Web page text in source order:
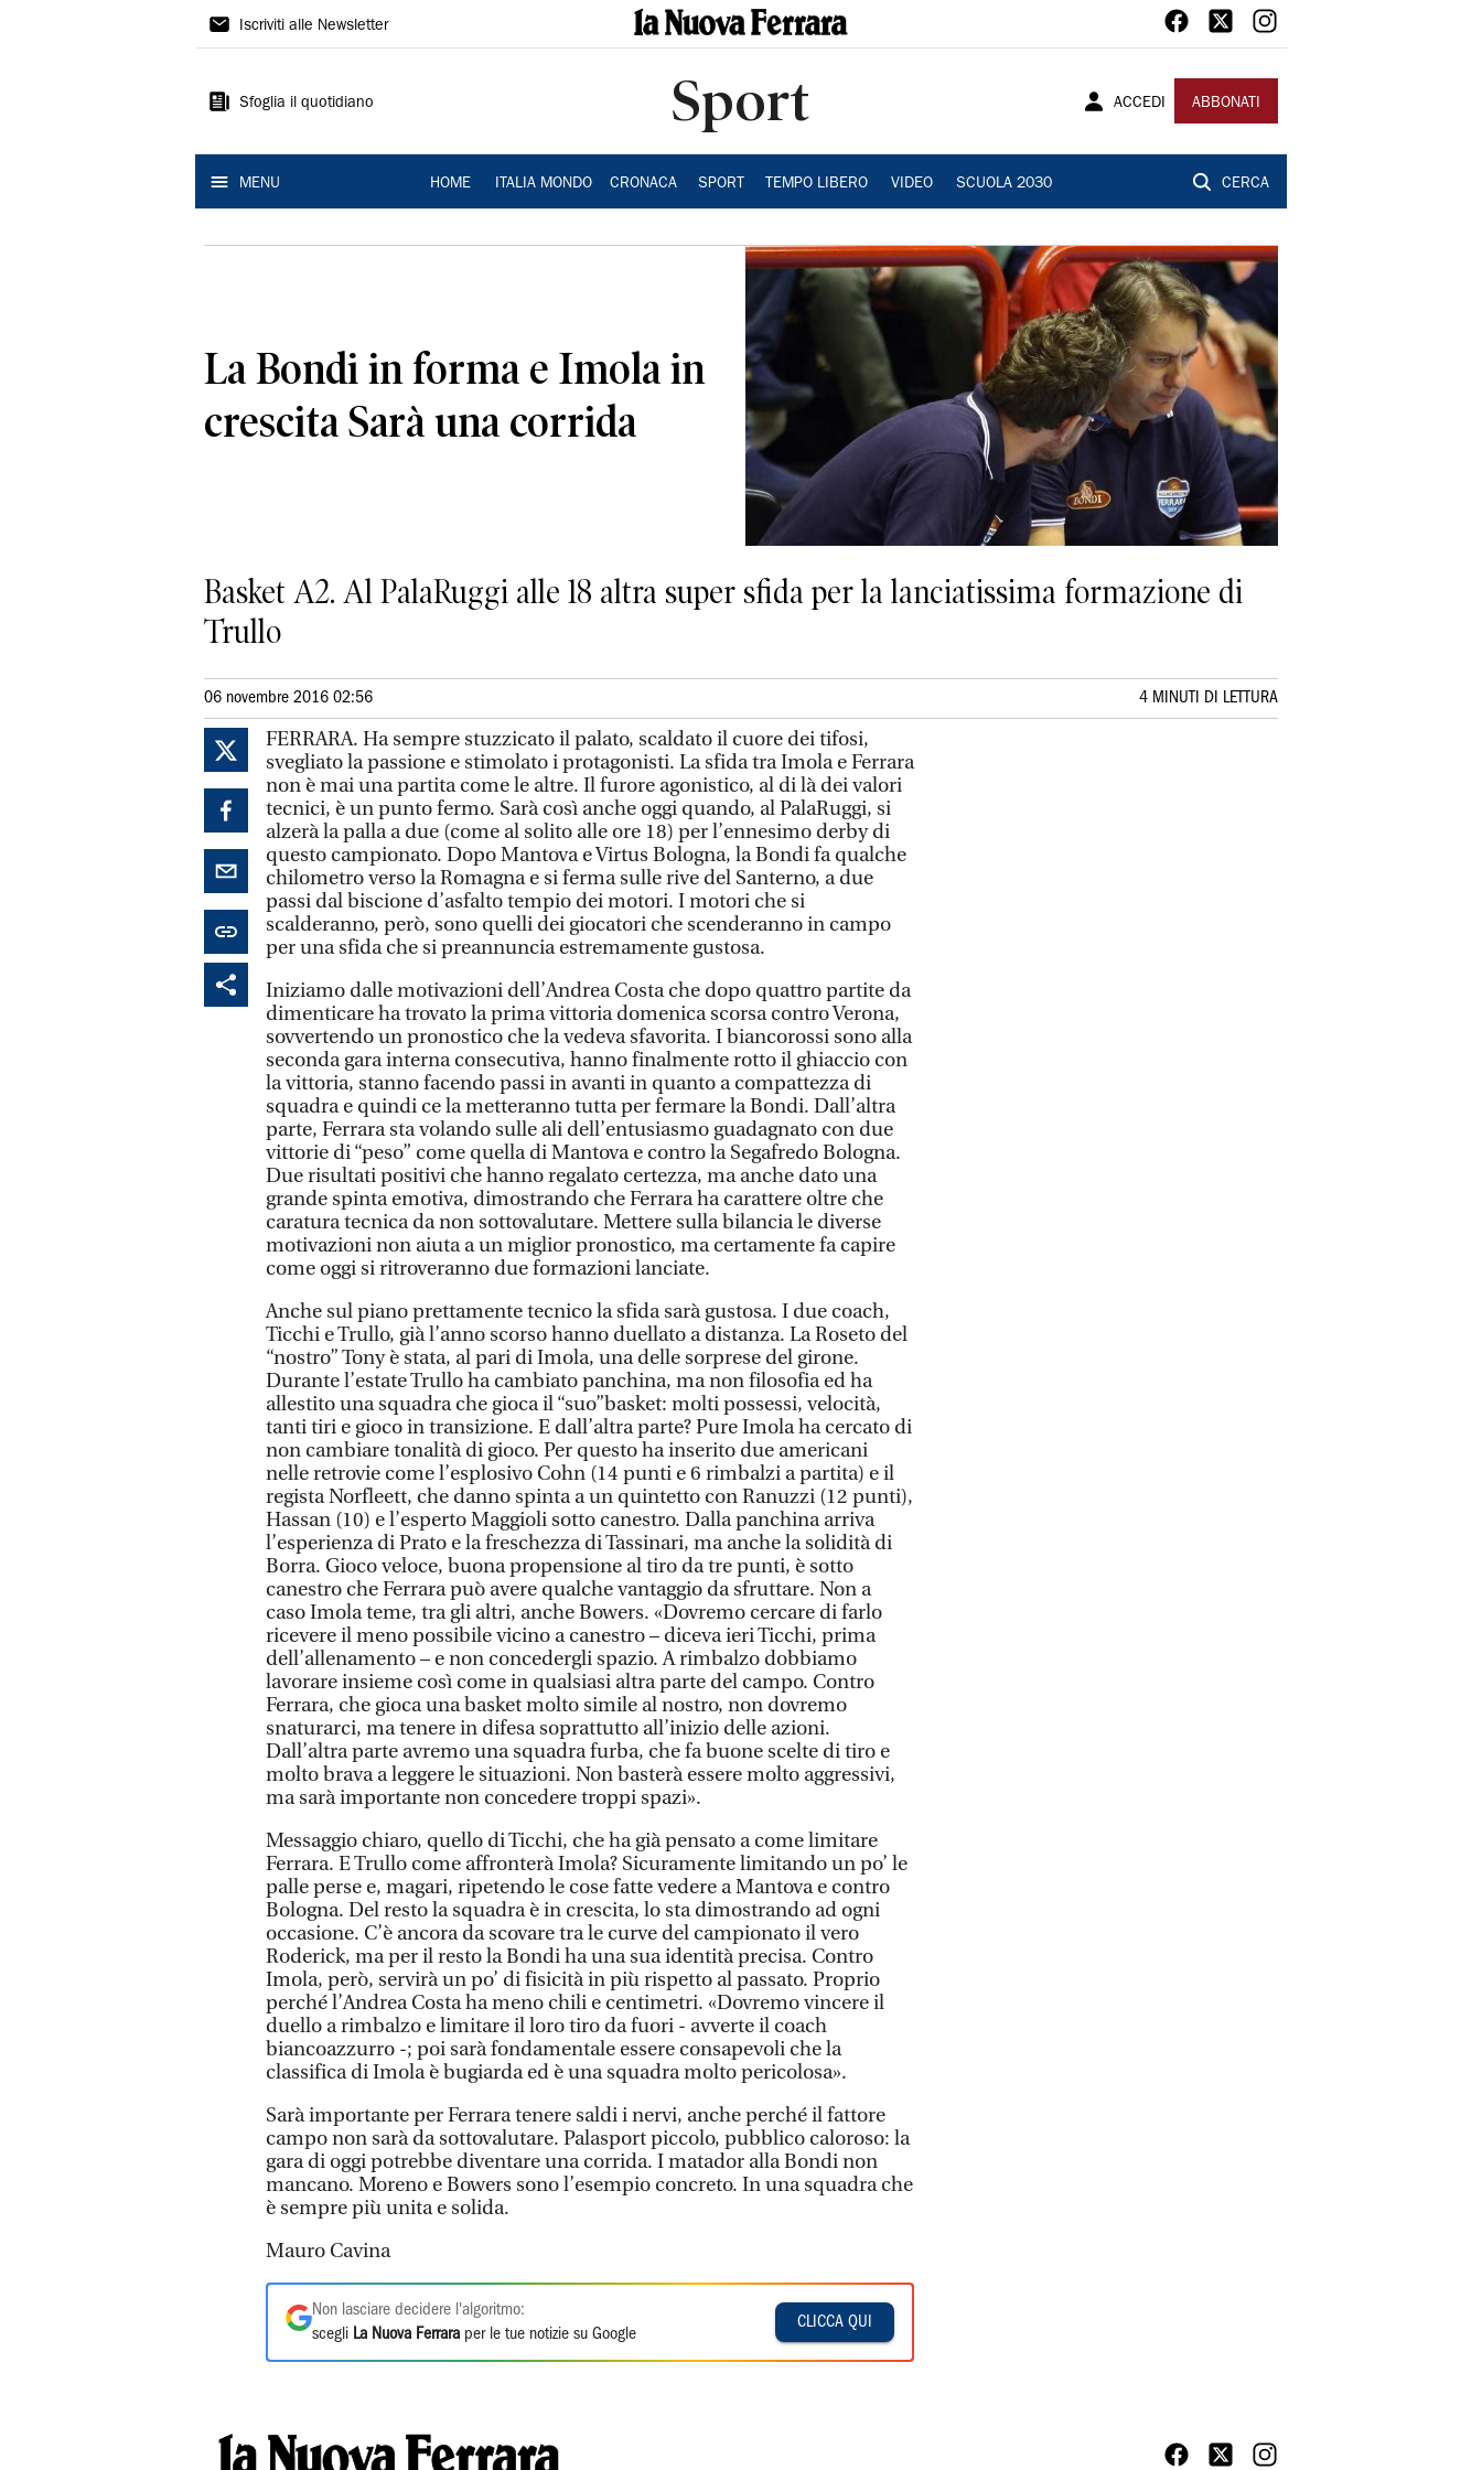
La
Ferrara
Iscriviti alle Newsletter
Sfoglia il quotidiano Sport ACCEDI ABBONATI
MENU HOME ITALIA MONDO CRONACA SPORT TEMPO LIBERO VIDEO SCUOLA 2030 CERCA
La Bondi in forma e Imola in
crescita Sarà una corrida
Basket A2. Al PalaRuggi alle 18 altra super sfida per la lanciatissima formazione di
Trullo
06 novembre 2016 02:56 4 MINUTI DI LETTURA
FERRARA. Ha sempre stuzzicato il palato, scaldato il cuore dei tifosi,
svegliato la passione e stimolato i protagonisti. La sfida tra Imola e Ferrara
non è mai una partita come le altre. Il furore agonistico, al di là dei valori
tecnici, è un punto fermo. Sarà così anche oggi quando, al PalaRuggi, si
alzerà la palla a due (come al solito alle ore 18) per l’ennesimo derby di
questo campionato. Dopo Mantova e Virtus Bologna, la Bondi fa qualche
chilometro verso la Romagna e si ferma sulle rive del Santerno, a due
passi dal biscione d’asfalto tempio dei motori. I motori che si
scalderanno, però, sono quelli dei giocatori che scenderanno in campo
per una sfida che si preannuncia estremamente gustosa.
Iniziamo dalle motivazioni dell’Andrea Costa che dopo quattro partite da
dimenticare ha trovato la prima vittoria domenica scorsa contro Verona,
sovvertendo un pronostico che la vedeva sfavorita. I biancorossi sono alla
seconda gara interna consecutiva, hanno finalmente rotto il ghiaccio con
la vittoria, stanno facendo passi in avanti in quanto a compattezza di
squadra e quindi ce la metteranno tutta per fermare la Bondi. Dall’altra
parte, Ferrara sta volando sulle ali dell’entusiasmo guadagnato con due
vittorie di “peso” come quella di Mantova e contro la Segafredo Bologna.
Due risultati positivi che hanno regalato certezza, ma anche dato una
grande spinta emotiva, dimostrando che Ferrara ha carattere oltre che
caratura tecnica da non sottovalutare. Mettere sulla bilancia le diverse
motivazioni non aiuta a un miglior pronostico, ma certamente fa capire
come oggi si ritroveranno due formazioni lanciate.
Anche sul piano prettamente tecnico la sfida sarà gustosa. I due coach,
Ticchi e Trullo, già l’anno scorso hanno duellato a distanza. La Roseto del
“nostro” Tony è stata, al pari di Imola, una delle sorprese del girone.
Durante l’estate Trullo ha cambiato panchina, ma non filosofia ed ha
allestito una squadra che gioca il “suo”basket: molti possessi, velocità,
tanti tiri e gioco in transizione. E dall’altra parte? Pure Imola ha cercato di
non cambiare tonalità di gioco. Per questo ha inserito due americani
nelle retrovie come l’esplosivo Cohn (14 punti e 6 rimbalzi a partita) e il
regista Norfleett, che danno spinta a un quintetto con Ranuzzi (12 punti),
Hassan (10) e l’esperto Maggioli sotto canestro. Dalla panchina arriva
l’esperienza di Prato e la freschezza di Tassinari, ma anche la solidità di
Borra. Gioco veloce, buona propensione al tiro da tre punti, è sotto
canestro che Ferrara può avere qualche vantaggio da sfruttare. Non a
caso Imola teme, tra gli altri, anche Bowers. «Dovremo cercare di farlo
ricevere il meno possibile vicino a canestro – diceva ieri Ticchi, prima
dell’allenamento – e non concedergli spazio. A rimbalzo dobbiamo
lavorare insieme così come in qualsiasi altra parte del campo. Contro
Ferrara, che gioca una basket molto simile al nostro, non dovremo
snaturarci, ma tenere in difesa soprattutto all’inizio delle azioni.
Dall’altra parte avremo una squadra furba, che fa buone scelte di tiro e
molto brava a leggere le situazioni. Non basterà essere molto aggressivi,
ma sarà importante non concedere troppi spazi».
Messaggio chiaro, quello di Ticchi, che ha già pensato a come limitare
Ferrara. E Trullo come affronterà Imola? Sicuramente limitando un po’ le
palle perse e, magari, ripetendo le cose fatte vedere a Mantova e contro
Bologna. Del resto la squadra è in crescita, lo sta dimostrando ad ogni
occasione. C’è ancora da scovare tra le curve del campionato il vero
Roderick, ma per il resto la Bondi ha una sua identità precisa. Contro
Imola, però, servirà un po’ di fisicità in più rispetto al passato. Proprio
perché l’Andrea Costa ha meno chili e centimetri. «Dovremo vincere il
duello a rimbalzo e limitare il loro tiro da fuori - avverte il coach
biancoazzurro -; poi sarà fondamentale essere consapevoli che la
classifica di Imola è bugiarda ed è una squadra molto pericolosa».
Sarà importante per Ferrara tenere saldi i nervi, anche perché il fattore
campo non sarà da sottovalutare. Palasport piccolo, pubblico caloroso: la
gara di oggi potrebbe diventare una corrida. I matador alla Bondi non
mancano. Moreno e Bowers sono l’esempio concreto. In una squadra che
è sempre più unita e solida.
Mauro Cavina
Non lasciare decidere l'algoritmo:
scegli La Nuova Ferrara per le tue notizie su Google
CLICCA QUI